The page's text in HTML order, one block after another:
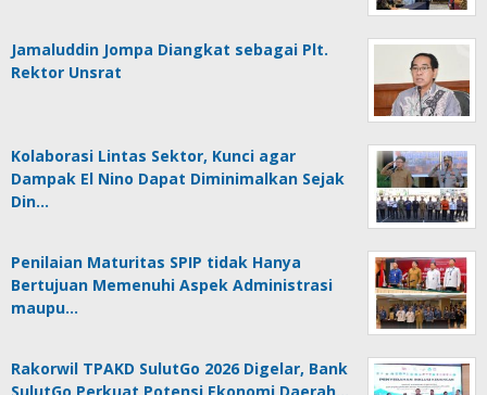
Jamaluddin Jompa Diangkat sebagai Plt.
Rektor Unsrat
Kolaborasi Lintas Sektor, Kunci agar
Dampak El Nino Dapat Diminimalkan Sejak
Din…
Penilaian Maturitas SPIP tidak Hanya
Bertujuan Memenuhi Aspek Administrasi
maupu…
Rakorwil TPAKD SulutGo 2026 Digelar, Bank